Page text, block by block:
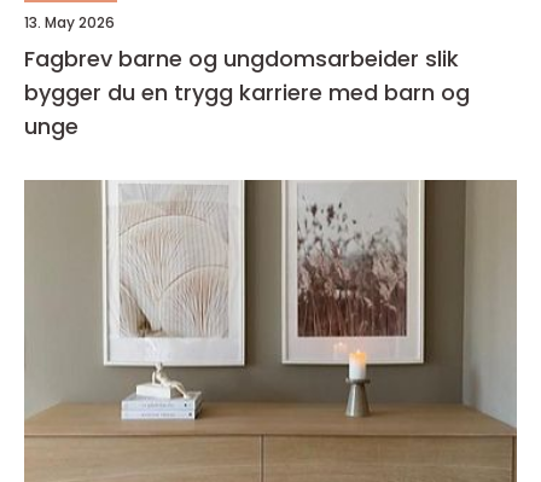
13. May 2026
Fagbrev barne og ungdomsarbeider slik
bygger du en trygg karriere med barn og
unge